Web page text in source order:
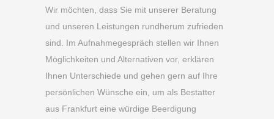
Wir möchten, dass Sie mit unserer Beratung
und unseren Leistungen rundherum zufrieden
sind. Im Aufnahmegespräch stellen wir Ihnen
Möglichkeiten und Alternativen vor, erklären
Ihnen Unterschiede und gehen gern auf Ihre
persönlichen Wünsche ein, um als Bestatter
aus Frankfurt eine würdige Beerdigung